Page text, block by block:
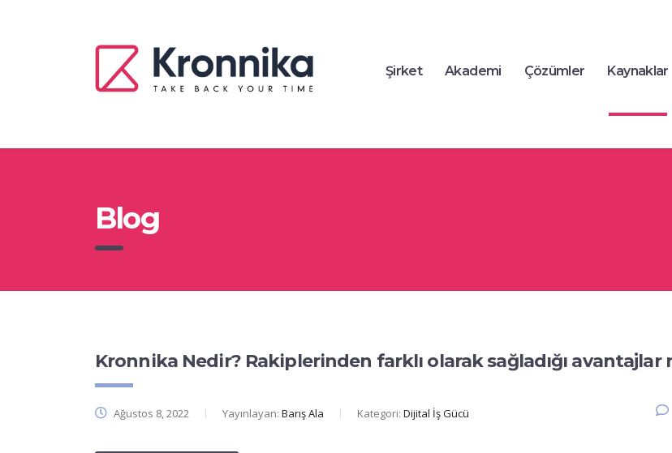
Şirket Akademi Çözümler Kaynaklar
Blog
Kronnika Nedir? Rakiplerinden farklı olarak sağladığı avantajlar
Ağustos 8, 2022 Yayınlayan: Barış Ala Kategori: Dijital İş Gücü